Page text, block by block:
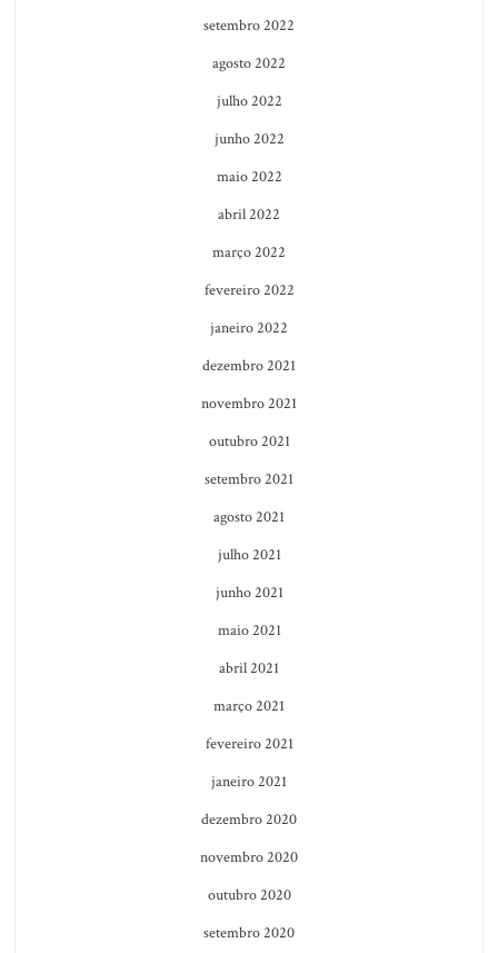
setembro 2022
agosto 2022
julho 2022
junho 2022
maio 2022
abril 2022
março 2022
fevereiro 2022
janeiro 2022
dezembro 2021
novembro 2021
outubro 2021
setembro 2021
agosto 2021
julho 2021
junho 2021
maio 2021
abril 2021
março 2021
fevereiro 2021
janeiro 2021
dezembro 2020
novembro 2020
outubro 2020
setembro 2020